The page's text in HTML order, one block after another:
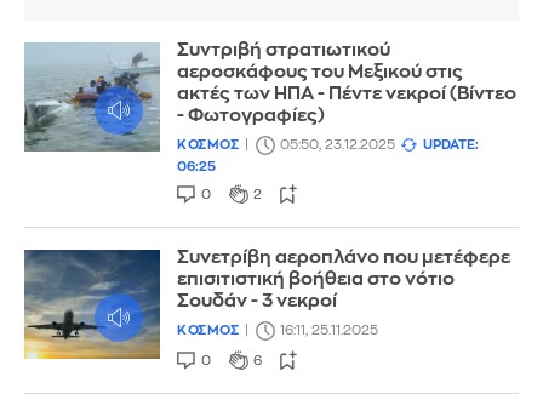
Συντριβή στρατιωτικού
αεροσκάφους του Μεξικού στις
ακτές των ΗΠΑ - Πέντε νεκροί (Βίντεο
- Φωτογραφίες)
ΚΟΣΜΟΣ 05:50, 23.12.2025
UPDATE:
06:25
0 2
Συνετρίβη αεροπλάνο που μετέφερε
επισιτιστική βοήθεια στο νότιο
Σουδάν - 3 νεκροί
ΚΟΣΜΟΣ 16:11, 25.11.2025
0 6